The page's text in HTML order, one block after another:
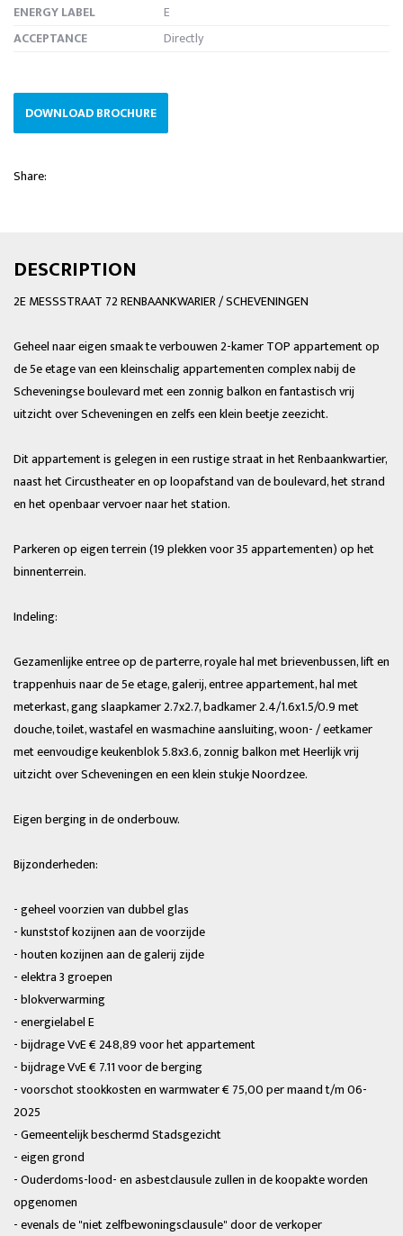
ENERGY LABEL
E
ACCEPTANCE
Directly
DOWNLOAD BROCHURE
Share:
DESCRIPTION
2E MESSSTRAAT 72 RENBAANKWARIER / SCHEVENINGEN
Geheel naar eigen smaak te verbouwen 2-kamer TOP appartement op
de 5e etage van een kleinschalig appartementen complex nabij de
Scheveningse boulevard met een zonnig balkon en fantastisch vrij
uitzicht over Scheveningen en zelfs een klein beetje zeezicht.
Dit appartement is gelegen in een rustige straat in het Renbaankwartier,
naast het Circustheater en op loopafstand van de boulevard, het strand
en het openbaar vervoer naar het station.
Parkeren op eigen terrein (19 plekken voor 35 appartementen) op het
binnenterrein.
Indeling:
Gezamenlijke entree op de parterre, royale hal met brievenbussen, lift en
trappenhuis naar de 5e etage, galerij, entree appartement, hal met
meterkast, gang slaapkamer 2.7x2.7, badkamer 2.4/1.6x1.5/0.9 met
douche, toilet, wastafel en wasmachine aansluiting, woon- / eetkamer
met eenvoudige keukenblok 5.8x3.6, zonnig balkon met Heerlijk vrij
uitzicht over Scheveningen en een klein stukje Noordzee.
Eigen berging in de onderbouw.
Bijzonderheden:
- geheel voorzien van dubbel glas
- kunststof kozijnen aan de voorzijde
- houten kozijnen aan de galerij zijde
- elektra 3 groepen
- blokverwarming
- energielabel E
- bijdrage VvE € 248,89 voor het appartement
- bijdrage VvE € 7.11 voor de berging
- voorschot stookkosten en warmwater € 75,00 per maand t/m 06-
2025
- Gemeentelijk beschermd Stadsgezicht
- eigen grond
- Ouderdoms-lood- en asbestclausule zullen in de koopakte worden
opgenomen
- evenals de "niet zelfbewoningsclausule" door de verkoper